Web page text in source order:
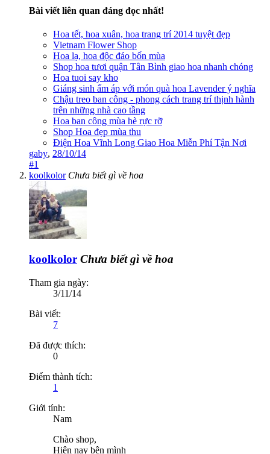
Bài viết liên quan đáng đọc nhất!
Hoa tết, hoa xuân, hoa trang trí 2014 tuyệt đẹp
Vietnam Flower Shop
Hoa lạ, hoa độc đáo bốn mùa
Shop hoa tươi quận Tân Bình giao hoa nhanh chóng
Hoa tuoi say kho
Giáng sinh ấm áp với món quà hoa Lavender ý nghĩa
Chậu treo ban công - phong cách trang trí thịnh hành
trên những nhà cao tầng
Hoa ban công mùa hè rực rỡ
Shop Hoa đẹp mùa thu
Điện Hoa Vĩnh Long Giao Hoa Miễn Phí Tận Nơi
gaby, 28/10/14
#1
koolkolor Chưa biết gì về hoa
koolkolor Chưa biết gì về hoa
Tham gia ngày:
3/11/14
Bài viết:
7
Đã được thích:
0
Điểm thành tích:
1
Giới tính:
Nam
Chào shop,
Hiện nay bên mình